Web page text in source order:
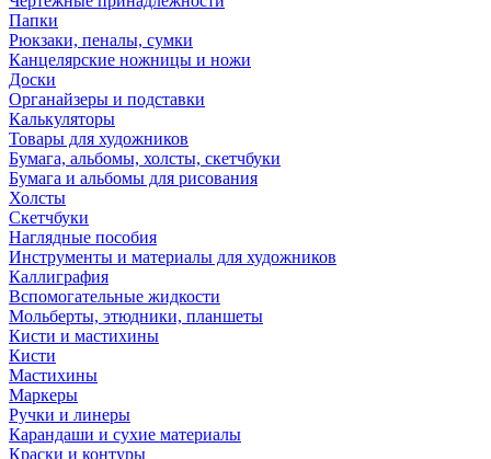
Папки
Рюкзаки, пеналы, сумки
Канцелярские ножницы и ножи
Доски
Органайзеры и подставки
Калькуляторы
Товары для художников
Бумага, альбомы, холсты, скетчбуки
Бумага и альбомы для рисования
Холсты
Скетчбуки
Наглядные пособия
Инструменты и материалы для художников
Каллиграфия
Вспомогательные жидкости
Мольберты, этюдники, планшеты
Кисти и мастихины
Кисти
Мастихины
Маркеры
Ручки и линеры
Карандаши и сухие материалы
Краски и контуры